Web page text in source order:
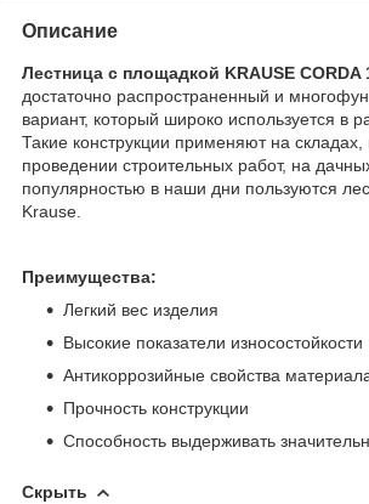
Описание
Лестница с площадкой KRAUSE CORDA
достаточно распространенный и
вариант, который широко используется в
Такие конструкции применяют на складах,
проведении строительных работ, на
популярностью в наши дни пользуются
Krause.
Преимущества:
Легкий вес изделия
Высокие показатели износостойкости
Антикоррозийные свойства
Прочность конструкции
Способность выдерживать
Скрыть